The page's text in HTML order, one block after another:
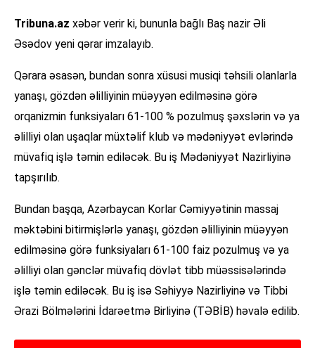
Tribuna.az xəbər verir ki, bununla bağlı Baş nazir Əli
Əsədov yeni qərar imzalayıb.
Qərara əsasən, bundan sonra xüsusi musiqi təhsili olanlarla
yanaşı, gözdən əlilliyinin müəyyən edilməsinə görə
orqanizmin funksiyaları 61-100 % pozulmuş şəxslərin və ya
əlilliyi olan uşaqlar müxtəlif klub və mədəniyyət evlərində
müvafiq işlə təmin ediləcək. Bu iş Mədəniyyət Nazirliyinə
tapşırılıb.
Bundan başqa, Azərbaycan Korlar Cəmiyyətinin massaj
məktəbini bitirmişlərlə yanaşı, gözdən əlilliyinin müəyyən
edilməsinə görə funksiyaları 61-100 faiz pozulmuş və ya
əlilliyi olan gənclər müvafiq dövlət tibb müəssisələrində
işlə təmin ediləcək. Bu iş isə Səhiyyə Nazirliyinə və Tibbi
Ərazi Bölmələrini İdarəetmə Birliyinə (TƏBİB) həvalə edilib.